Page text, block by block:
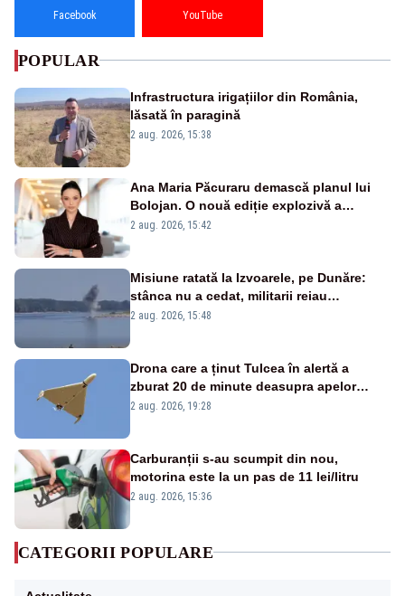
Facebook YouTube
POPULAR
Infrastructura irigațiilor din România,
lăsată în paragină
2 aug. 2026, 15:38
Ana Maria Păcuraru demască planul lui
Bolojan. O nouă ediție explozivă a
emisiunii „Miza Zilei” la Realitatea PLUS
2 aug. 2026, 15:42
Misiune ratată la Izvoarele, pe Dunăre:
stânca nu a cedat, militarii reiau
detonările luni – VIDEO
2 aug. 2026, 15:48
Drona care a ținut Tulcea în alertă a
zburat 20 de minute deasupra apelor
României. Au fost ridicate două F-16
2 aug. 2026, 19:28
Carburanții s-au scumpit din nou,
motorina este la un pas de 11 lei/litru
2 aug. 2026, 15:36
CATEGORII POPULARE